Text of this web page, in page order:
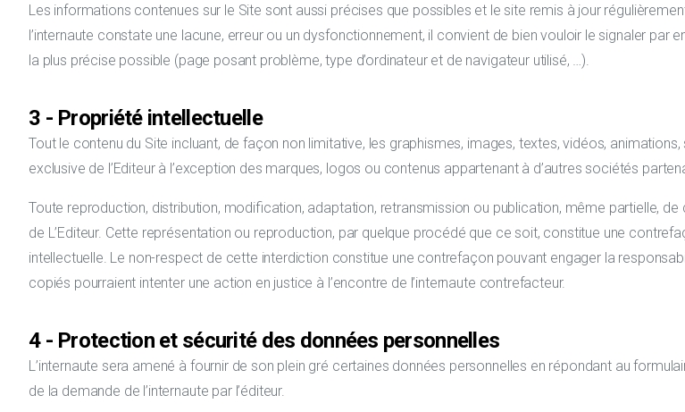
Les informations contenues sur le Site sont aussi précises que possibles et le site remis à jour
l’internaute constate une lacune, erreur ou un dysfonctionnement, il convient de bien vouloir le signaler par
la plus précise possible (page posant problème, type d’ordinateur et de navigateur utilisé, …).
3 - Propriété intellectuelle
Tout le contenu du Site incluant, de façon non limitative, les graphismes, images, textes, vidéos,
exclusive de l’Editeur à l’exception des marques, logos ou contenus appartenant à d’autres sociétés
Toute reproduction, distribution, modification, adaptation, retransmission ou publication, même partielle,
de L’Editeur. Cette représentation ou reproduction, par quelque procédé que ce soit, constitue une
intellectuelle. Le non-respect de cette interdiction constitue une contrefaçon pouvant engager la
copiés pourraient intenter une action en justice à l’encontre de l’internaute contrefacteur.
4 - Protection et sécurité des données personnelles
L’internaute sera amené à fournir de son plein gré certaines données personnelles en répondant au
de la demande de l’internaute par l’éditeur.